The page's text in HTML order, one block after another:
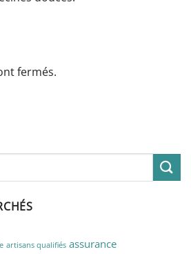
fermés.
artisans qualifiés assurance